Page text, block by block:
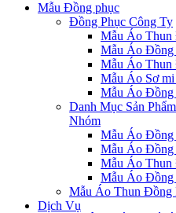
Mẫu Đồng phục
Đồng Phục Công Ty
Mẫu Áo Thun
Mẫu Áo Đồng
Mẫu Áo Thun
Mẫu Áo Sơ
Mẫu Áo Đồng
Danh Mục Sản
Nhóm
Mẫu Áo Đồng
Mẫu Áo Đồng
Mẫu Áo Thun
Mẫu Áo Đồng
Mẫu Áo Thun Đồng
Dịch Vụ